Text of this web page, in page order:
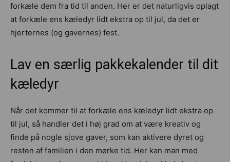
forkæle dem fra tid til anden. Her er det naturligvis oplagt
at forkæle ens kæledyr lidt ekstra op til jul, da det er
hjerternes (og gavernes) fest.
Lav en særlig pakkekalender til dit
kæledyr
Når det kommer til at forkæle ens kæledyr lidt ekstra op
til jul, så handler det i høj grad om at være kreativ og
finde på nogle sjove gaver, som kan aktivere dyret og
resten af familien i den mørke tid. Her kan man med